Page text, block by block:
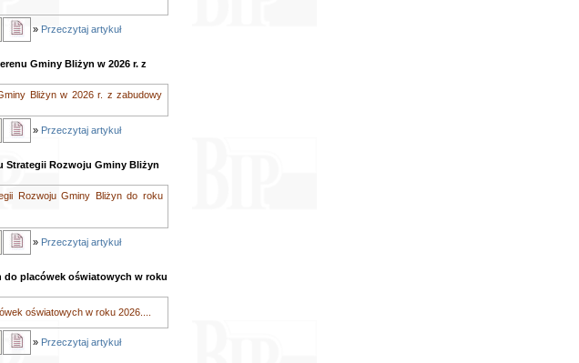
» Przeczytaj artykuł
Gminy Bliżyn w 2026 r. z
Bliżyn w 2026 r. z zabudowy
» Przeczytaj artykuł
Strategii Rozwoju Gminy Bliżyn
Rozwoju Gminy Bliżyn do roku
» Przeczytaj artykuł
do placówek oświatowych w roku
oświatowych w roku 2026....
» Przeczytaj artykuł